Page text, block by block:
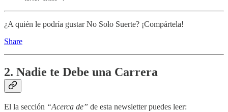
¿A quién le podría gustar No Solo Suerte? ¡Compártela!
Share
2. Nadie te Debe una Carrera
El la sección “Acerca de” de esta newsletter puedes leer: